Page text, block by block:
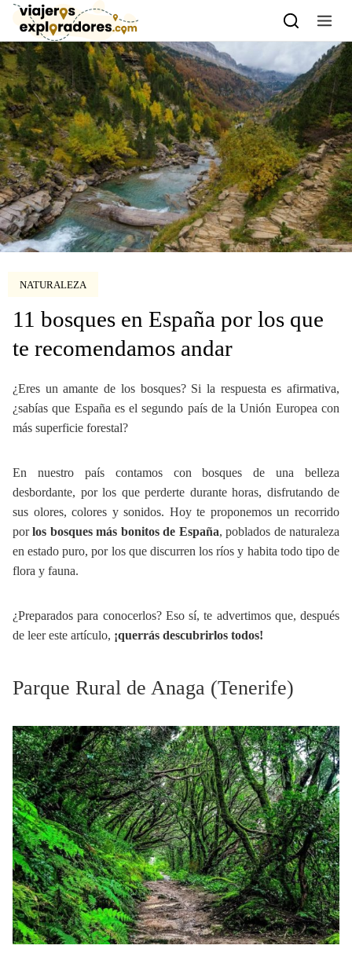
Skip to content
NATURALEZA
11 bosques en España por los que
te recomendamos andar
¿Eres un amante de los bosques? Si la respuesta es afirmativa,
¿sabías que España es el segundo país de la Unión Europea con
más superficie forestal?
En nuestro país contamos con bosques de una belleza
desbordante, por los que perderte durante horas, disfrutando de
sus olores, colores y sonidos. Hoy te proponemos un recorrido
porlos bosques más bonitos de España, poblados de naturaleza
en estado puro, por los que discurren los ríos y habita todo tipo de
flora y fauna.
¿Preparados para conocerlos? Eso sí, te advertimos que, después
de leer este artículo, ¡querrás descubrirlos todos!
Parque Rural de Anaga (Tenerife)